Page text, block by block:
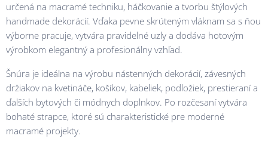
určená na macramé techniku, háčkovanie a tvorbu štýlových
handmade dekorácií. Vďaka pevne skrúteným vláknam sa s ňou
výborne pracuje, vytvára pravidelné uzly a dodáva hotovým
výrobkom elegantný a profesionálny vzhľad.
Šnúra je ideálna na výrobu nástenných dekorácií, závesných
držiakov na kvetináče, košíkov, kabeliek, podložiek, prestieraní a
ďalších bytových či módnych doplnkov. Po rozčesaní vytvára
bohaté strapce, ktoré sú charakteristické pre moderné
macramé projekty.